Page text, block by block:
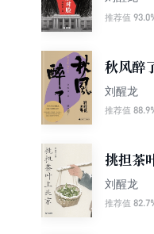
（轻经
推荐值
秋风醉
刘醒龙
推荐值
挑担茶
典）
刘醒龙
推荐值